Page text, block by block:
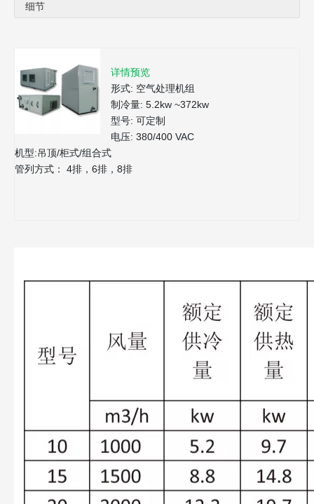
细节
详情预览
形式: 空气处理机组
制冷量: 5.2kw ~372kw
型号: 可定制
电压: 380/400 VAC
机型:吊顶/柜式/组合式
管列方式： 4排，6排，8排